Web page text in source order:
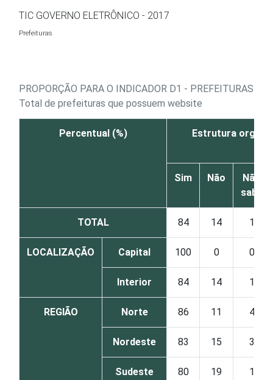
TIC GOVERNO ELETRÔNICO - 2017
Prefeituras
PROPORÇÃO PARA O INDICADOR D1 - PREFEITURAS
Total de prefeituras que possuem website
Percentual (%) Estrutura
Sim Não
Não
sabe
TOTAL 84 14 1
LOCALIZAÇÃO Capital 100 0 0
Interior 84 14 1
REGIÃO Norte 86 11 4
Nordeste 83 15 3
Sudeste 80 19 1